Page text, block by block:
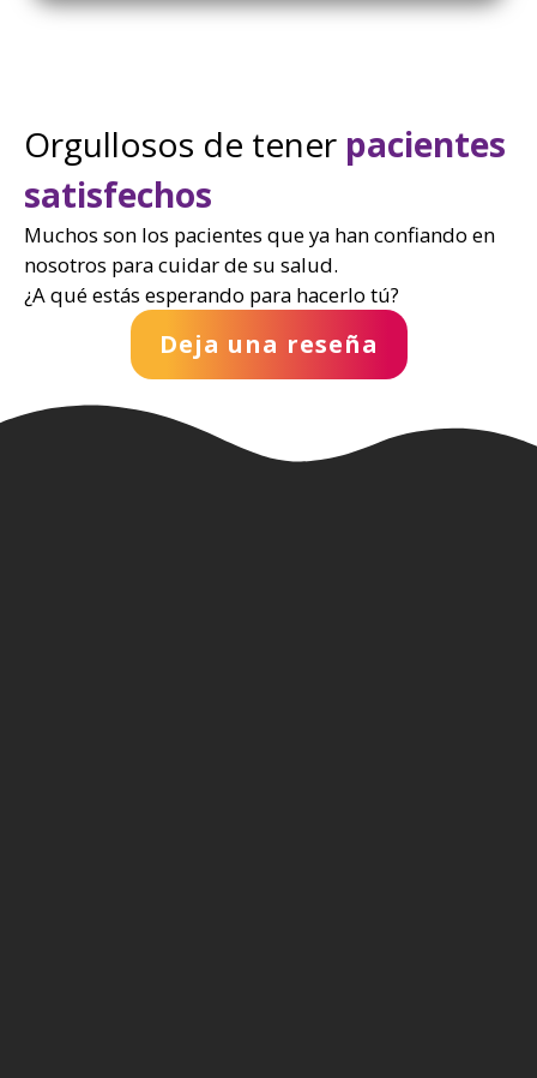
Orgullosos de tener pacientes
satisfechos
Muchos son los pacientes que ya han confiando en
nosotros para cuidar de su salud.
¿A qué estás esperando para hacerlo tú?
Deja una reseña